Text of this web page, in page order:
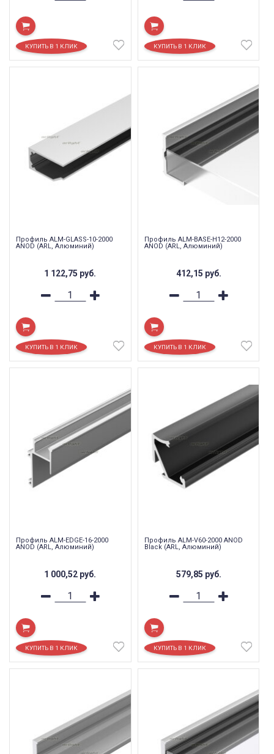
Профиль ALM-GLASS-10-2000
ANOD (ARL, Алюминий)
1 122,75 руб.
Профиль ALM-BASE-H12-2000
ANOD (ARL, Алюминий)
412,15 руб.
Профиль ALM-EDGE-16-2000
ANOD (ARL, Алюминий)
1 000,52 руб.
Профиль ALM-V60-2000 ANOD
Black (ARL, Алюминий)
579,85 руб.